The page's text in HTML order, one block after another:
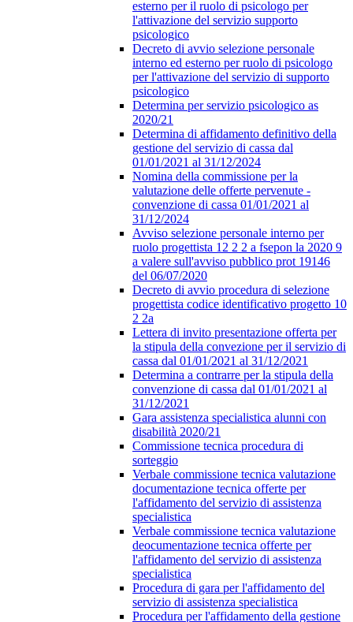
esterno per il ruolo di psicologo per
l'attivazione del servizio supporto
psicologico
Decreto di avvio selezione personale
interno ed esterno per ruolo di psicologo
per l'attivazione del servizio di supporto
psicologico
Determina per servizio psicologico as
2020/21
Determina di affidamento definitivo della
gestione del servizio di cassa dal
01/01/2021 al 31/12/2024
Nomina della commissione per la
valutazione delle offerte pervenute -
convenzione di cassa 01/01/2021 al
31/12/2024
Avviso selezione personale interno per
ruolo progettista 12 2 2 a fsepon la 2020 9
a valere sull'avviso pubblico prot 19146
del 06/07/2020
Decreto di avvio procedura di selezione
progettista codice identificativo progetto 10
2 2a
Lettera di invito presentazione offerta per
la stipula della convezione per il servizio di
cassa dal 01/01/2021 al 31/12/2021
Determina a contrarre per la stipula della
convenzione di cassa dal 01/01/2021 al
31/12/2021
Gara assistenza specialistica alunni con
disabilità 2020/21
Commissione tecnica procedura di
sorteggio
Verbale commissione tecnica valutazione
documentazione tecnica offerte per
l'affidamento del servizio di assistenza
specialistica
Verbale commissione tecnica valutazione
deocumentazione tecnica offerte per
l'affidamento del servizio di assistenza
specialistica
Procedura di gara per l'affidamento del
servizio di assistenza specialistica
Procedura per l'affidamento della gestione